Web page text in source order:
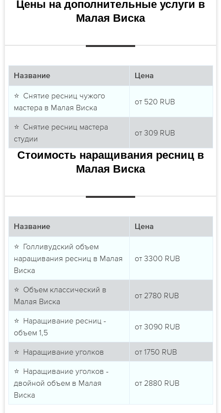
Цены на дополнительные услуги в
Малая Виска
Название Цена
⭐ Снятие ресниц чужого
мастера в Малая Виска
от 520 RUB
⭐ Снятие ресниц мастера
студии
от 309 RUB
Стоимость наращивания ресниц в
Малая Виска
Название Цена
⭐ Голливудский объем
наращивания ресниц в Малая
Виска
от 3300 RUB
⭐ Объем классический в
Малая Виска
от 2780 RUB
⭐ Наращивание ресниц -
объем 1,5
от 3090 RUB
⭐ Наращивание уголков от 1750 RUB
⭐ Наращивание уголков -
двойной объем в Малая
Виска
от 2880 RUB